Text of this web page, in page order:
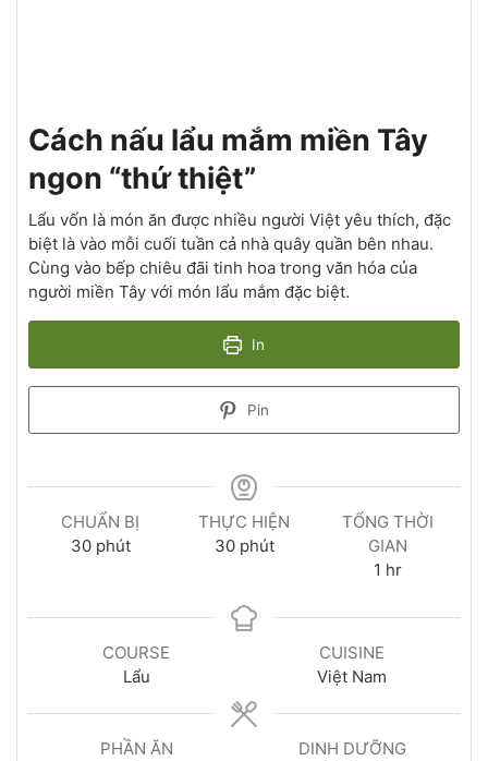
Cách nấu lẩu mắm miền Tây
ngon “thứ thiệt”
Lẩu vốn là món ăn được nhiều người Việt yêu thích, đặc
biệt là vào mỗi cuối tuần cả nhà quây quần bên nhau.
Cùng vào bếp chiêu đãi tinh hoa trong văn hóa của
người miền Tây với món lẩu mắm đặc biệt.
In
Pin
CHUẨN BỊ
30 phút
THỰC HIỆN
30 phút
TỔNG THỜI
GIAN
1 hr
COURSE
Lẩu
CUISINE
Việt Nam
PHẦN ĂN
DINH DƯỠNG